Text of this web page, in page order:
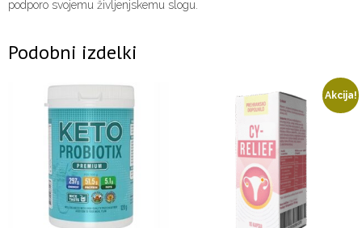
podporo svojemu življenjskemu slogu.
Podobni izdelki
Akcija!